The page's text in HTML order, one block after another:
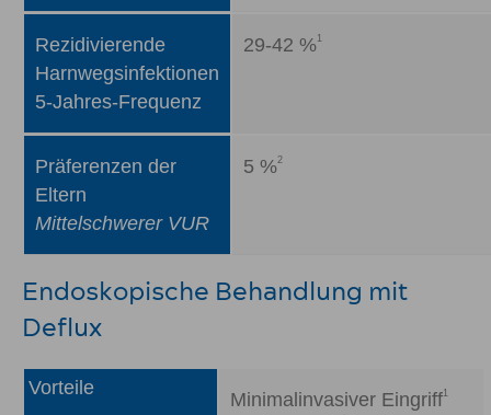
Rezidivierende
Harnwegsinfektionen
5-Jahres-Frequenz
29-42 %1
Präferenzen der
Eltern
Mittelschwerer VUR
5 %2
Endoskopische Behandlung mit
Deflux
Vorteile
Minimalinvasiver Eingriff1